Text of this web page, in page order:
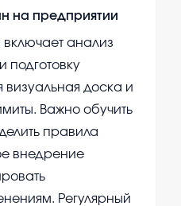
на предприятии
анализ
подготовку
доска и
Важно обучить
правила
внедрение
Регулярный